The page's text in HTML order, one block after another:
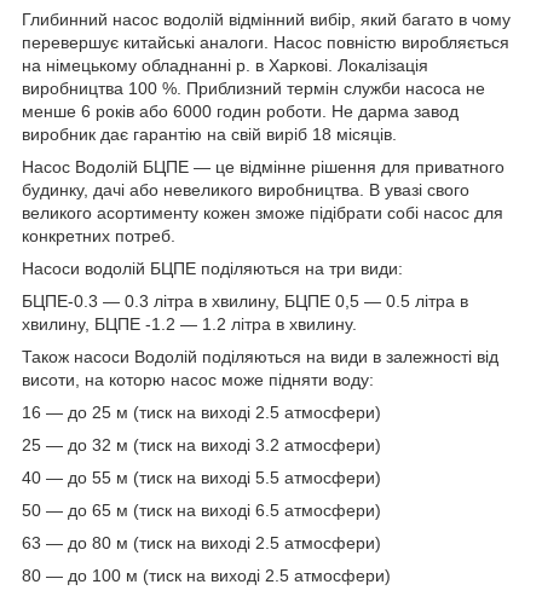
Глибинний насос водолій відмінний вибір, який багато в чому
перевершує китайські аналоги. Насос повністю виробляється
на німецькому обладнанні р. в Харкові. Локалізація
виробництва 100 %. Приблизний термін служби насоса не
менше 6 років або 6000 годин роботи. Не дарма завод
виробник дає гарантію на свій виріб 18 місяців.
Насос Водолій БЦПЕ ― це відмінне рішення для приватного
будинку, дачі або невеликого виробництва. В увазі свого
великого асортименту кожен зможе підібрати собі насос для
конкретних потреб.
Насоси водолій БЦПЕ поділяються на три види:
БЦПЕ-0.3 ― 0.3 літра в хвилину, БЦПЕ 0,5 ― 0.5 літра в
хвилину, БЦПЕ -1.2 ― 1.2 літра в хвилину.
Також насоси Водолій поділяються на види в залежності від
висоти, на которю насос може підняти воду:
16 ― до 25 м (тиск на виході 2.5 атмосфери)
25 ― до 32 м (тиск на виході 3.2 атмосфери)
40 ― до 55 м (тиск на виході 5.5 атмосфери)
50 ― до 65 м (тиск на виході 6.5 атмосфери)
63 ― до 80 м (тиск на виході 2.5 атмосфери)
80 ― до 100 м (тиск на виході 2.5 атмосфери)